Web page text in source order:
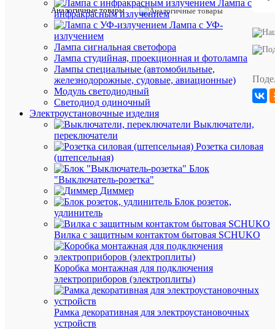
Лампа с
инфракрасным излучением
Лампа с УФ-
излучением
Лампа сигнальная светофора
Лампа студийная, проекционная и фотолампа
Лампы специальные (автомобильные,
железнодорожные, судовые, авиационные)
Модуль светодиодный
Светодиод одиночный
Электроустановочные изделия
Выключатели,
переключатели
Розетка силовая
(штепсельная)
Блок
"Выключатель-розетка"
Диммер
Блок розеток,
удлинитель
Вилка с защитным контактом бытовая SCHUKO
Коробка монтажная для подключения
электроприборов (электроплиты)
Рамка декоративная для электроустановочных
устройств
Аналогичные товары
Все
DKC
пластина)
Нет
Толщина
мм
Торцевая
пластина)
Длина
Вес